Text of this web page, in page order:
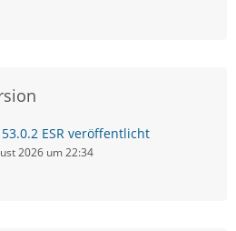
ESR veröffentlicht
2026 um 22:34